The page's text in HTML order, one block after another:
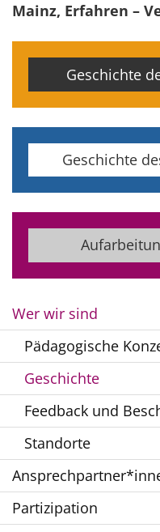
Mainz, Erfahren –
Geschichte
Geschichte
Wer wir sind
Pädagogische
Geschichte
Feedback und
Standorte
Partizipation